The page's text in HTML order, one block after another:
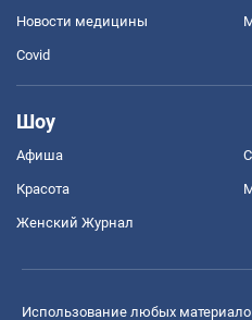
Новости медицины
Covid
Шоу
Афиша
Красота
Женский Журнал
Использование любых